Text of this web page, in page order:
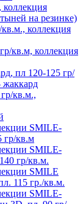
на резинке)
коллекция
кв.м, коллекция
пл 120-125 гр/
кв.м.,
SMILE-
гр/кв.м
SMILE-
гр/кв.м.
SMILE
115 гр./кв.м.
SMILE-